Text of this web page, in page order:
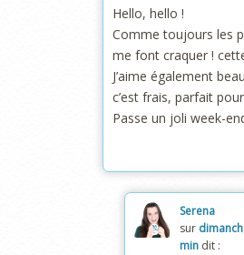
Hello, hello !
Comme toujours les
me font craquer !
J’aime également
c’est frais, parfait
Passe un joli week-
Serena
sur
min dit :